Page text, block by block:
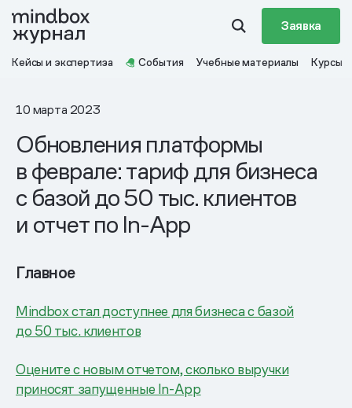
Заявка
Кейсы и экспертиза События Учебные материалы Курсы
10 марта 2023
Обновления платформы
в феврале: тариф для бизнеса
с базой до 50 тыс. клиентов
и отчет по In-App
Главное
Mindbox стал доступнее для бизнеса с базой
до 50 тыс. клиентов
Оцените с новым отчетом, сколько выручки
приносят запущенные In-App